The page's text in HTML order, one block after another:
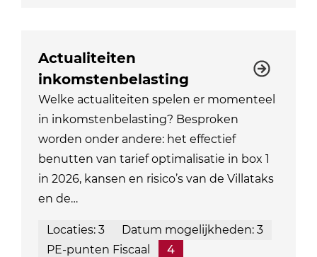
Actualiteiten
inkomstenbelasting
Welke actualiteiten spelen er momenteel
in inkomstenbelasting? Besproken
worden onder andere: het effectief
benutten van tarief optimalisatie in box 1
in 2026, kansen en risico’s van de Villataks
en de…
Locaties: 3
Datum mogelijkheden: 3
PE-punten Fiscaal
4